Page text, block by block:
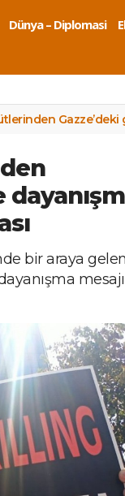
Dünya – Diplomasi
bir araya gelen
mesajı